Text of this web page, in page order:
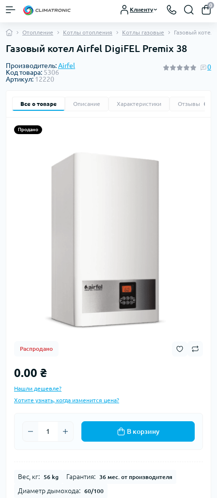
Клиенту
0
Отопление Котлы отопления Котлы газовые Газовый котел
Газовый котел Airfel DigiFEL Premix 38
Производитель:Airfel
Код товара: 5306
Артикул: 12220
0
Все о товаре Описание Характеристики Отзывы
Продано
Распродано
0.00 ₴
Нашли дешевле?
Хотите узнать, когда изменится цена?
В корзину
Вес, кг: 56 kg Гарантия: 36 мес. от производителя
Диаметр дымохода: 60/100